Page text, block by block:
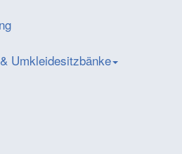
Umkleidesitzbänke